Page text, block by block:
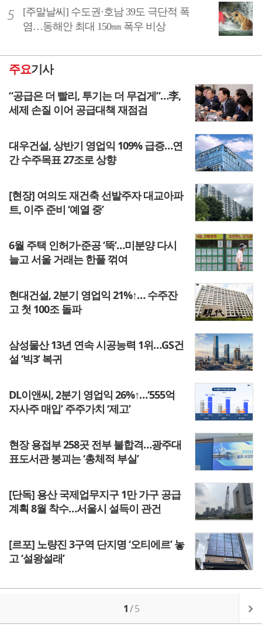
[주말날씨] 수도권·호남 39도 극단적 폭
염…동해안 최대 150㎜ 폭우 비상
주요기사
“공급은 더 빨리, 투기는 더 무겁게”…李,
세제 손질 이어 공급대책 재점검
대우건설, 상반기 영업익 109% 급증…연
간 수주목표 27조로 상향
[현장] 여의도 재건축 선발주자 대교아파
트, 이주 준비 ‘예열 중’
6월 주택 인허가·준공 ‘뚝’…미분양 다시
늘고 서울 거래는 한풀 꺾여
현대건설, 2분기 영업익 21%↑… 수주잔
고 첫 100조 돌파
삼성물산 13년 연속 시공능력 1위…GS건
설 ‘빅3’ 복귀
DL이앤씨, 2분기 영업익 26%↑…‘555억
자사주 매입’ 주주가치 ‘제고’
현장 용접부 258곳 전부 불합격…광주대
표도서관 붕괴는 ‘총체적 부실’
[단독] 용산 국제업무지구 1만 가구 공급
계획 8월 착수…서울시 설득이 관건
[르포] 노량진 3구역 단지명 ‘오티에르’ 놓
고 ‘설왕설래’
1/5